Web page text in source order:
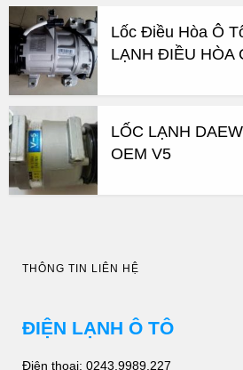
Lốc Điều Hòa Ô
LẠNH ĐIỀU HÒA
LỐC LẠNH
OEM V5
THÔNG TIN LIÊN HỆ
ĐIỆN LẠNH Ô TÔ
Điện thoại: 0243.9989.227